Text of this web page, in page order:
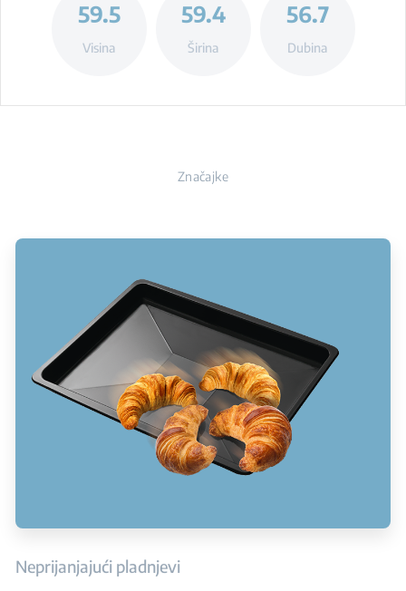
59.5
Visina
59.4
Širina
56.7
Dubina
Značajke
Neprijanjajući pladnjevi